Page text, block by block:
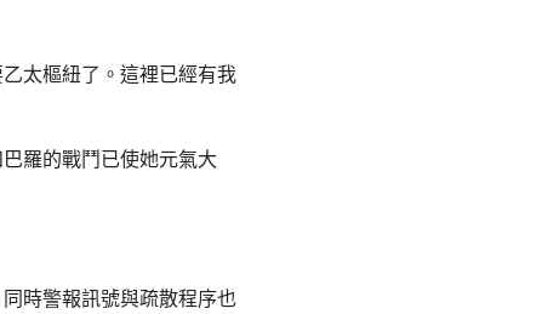
太樞紐了。這裡已經有我
羅的戰鬥已使她元氣大
時警報訊號與疏散程序也